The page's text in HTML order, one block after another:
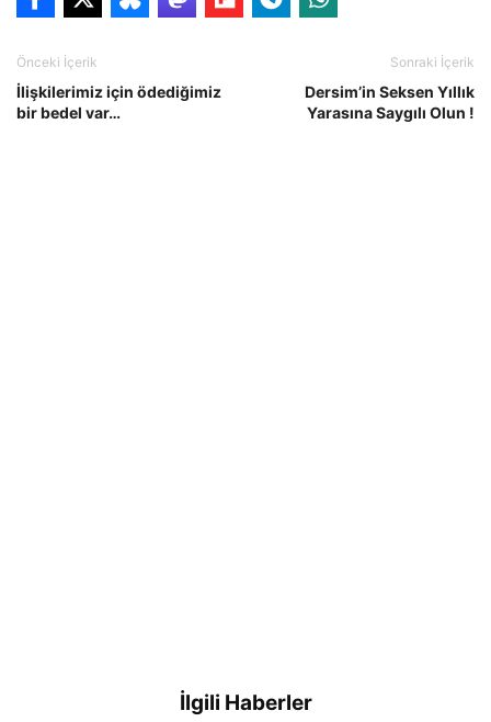
Önceki İçerik
İlişkilerimiz için ödediğimiz
bir bedel var…
Sonraki İçerik
Dersim’in Seksen Yıllık
Yarasına Saygılı Olun !
İlgili Haberler